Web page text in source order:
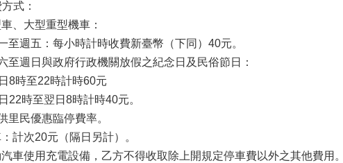
式：
、大型重型機車：
至週五：每小時計時收費新臺幣（下同）40元。
至週日與政府行政機關放假之紀念日及民俗節日：
8時至22時計時60元
22時至翌日8時計時40元。
里民優惠臨停費率。
計次20元（隔日另計）。
車使用充電設備，乙方不得收取除上開規定停車費以外之其他費用